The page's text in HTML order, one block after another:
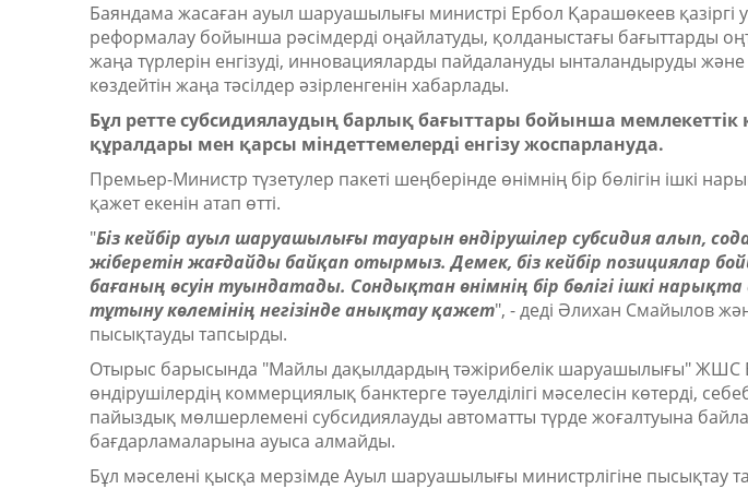
Баяндама жасаған ауыл шаруашылығы министрі Ербол Қарашөкеев қазіргі
реформалау бойынша рәсімдерді оңайлатуды, қолданыстағы бағыттарды
жаңа түрлерін енгізуді, инновацияларды пайдалануды ынталандыруды
көздейтін жаңа тәсілдер әзірленгенін хабарлады.
Бұл ретте субсидиялаудың барлық бағыттары бойынша
құралдары мен қарсы міндеттемелерді енгізу жоспарлануда.
Премьер-Министр түзетулер пакеті шеңберінде өнімнің бір бөлігін ішкі
қажет екенін атап өтті.
"Біз кейбір ауыл шаруашылығы тауарын өндірушілер субсидия алып,
жіберетін жағдайды байқап отырмыз. Демек, біз кейбір позициялар
бағаның өсуін туындатады. Сондықтан өнімнің бір бөлігі ішкі
тұтыну көлемінің негізінде анықтау қажет", - деді Әлихан Смайылов
пысықтауды тапсырды.
Отырыс барысында "Майлы дақылдардың тәжірибелік шаруашылығы" ЖШС
өндірушілердің коммерциялық банктерге тәуелділігі мәселесін көтерді,
пайыздық мөлшерлемені субсидиялауды автоматты түрде жоғалтуына
бағдарламаларына ауыса алмайды.
Бұл мәселені қысқа мерзімде Ауыл шаруашылығы министрлігіне пысықтау